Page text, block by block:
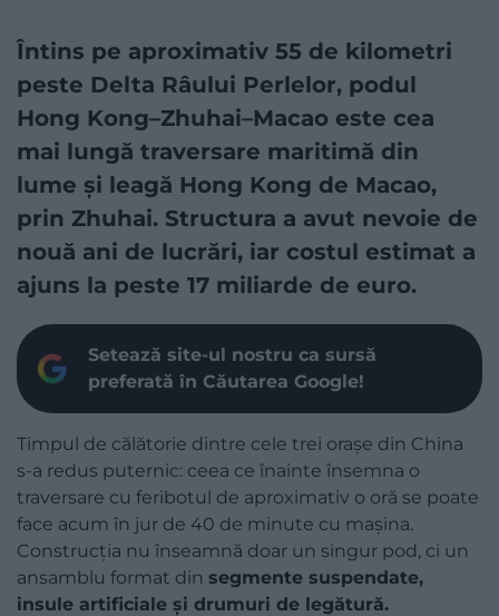
Întins pe aproximativ 55 de kilometri
peste Delta Râului Perlelor, podul
Hong Kong–Zhuhai–Macao este cea
mai lungă traversare maritimă din
lume și leagă Hong Kong de Macao,
prin Zhuhai. Structura a avut nevoie de
nouă ani de lucrări, iar costul estimat a
ajuns la peste 17 miliarde de euro.
Setează site-ul nostru ca sursă
preferată în Căutarea Google!
Timpul de călătorie dintre cele trei orașe din China
s-a redus puternic: ceea ce înainte însemna o
traversare cu feribotul de aproximativ o oră se poate
face acum în jur de 40 de minute cu mașina.
Construcția nu înseamnă doar un singur pod, ci un
ansamblu format din segmente suspendate,
insule artificiale și drumuri de legătură.